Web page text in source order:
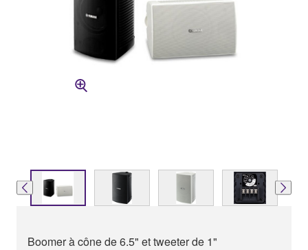
Boomer à cône de 6.5" et tweeter de 1"